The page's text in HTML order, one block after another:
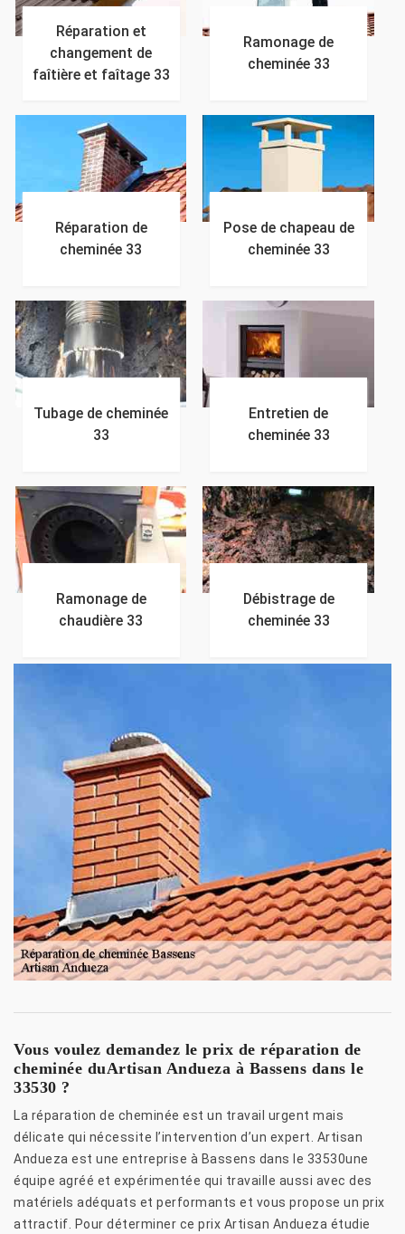
Réparation et
changement de
faîtière et faîtage 33
Ramonage de
cheminée 33
Réparation de
cheminée 33
Pose de chapeau de
cheminée 33
Tubage de cheminée
33
Entretien de
cheminée 33
Ramonage de
chaudière 33
Débistrage de
cheminée 33
Vous voulez demandez le prix de réparation de
cheminée duArtisan Andueza à Bassens dans le
33530 ?
La réparation de cheminée est un travail urgent mais
délicate qui nécessite l’intervention d’un expert. Artisan
Andueza est une entreprise à Bassens dans le 33530une
équipe agréé et expérimentée qui travaille aussi avec des
matériels adéquats et performants et vous propose un prix
attractif. Pour déterminer ce prix Artisan Andueza étudie